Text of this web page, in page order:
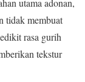
utama adonan,
tidak membuat
rasa gurih
tekstur